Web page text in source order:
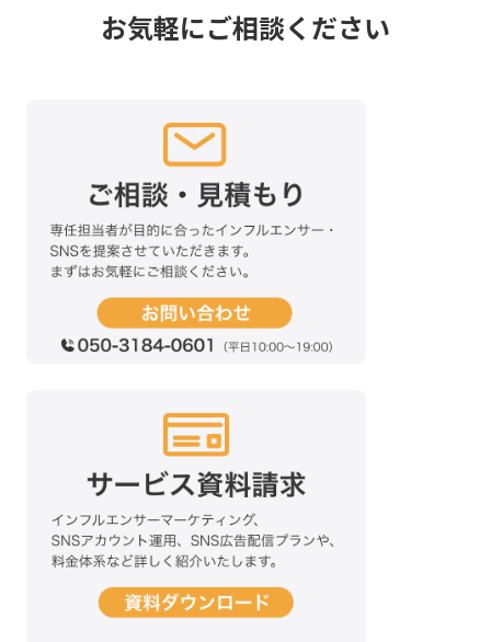
お気軽にご相談ください